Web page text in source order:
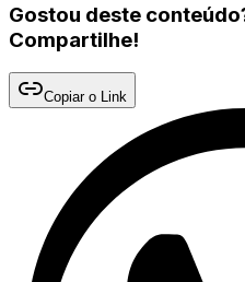
Gostou deste
Compartilhe!
Copiar o Link